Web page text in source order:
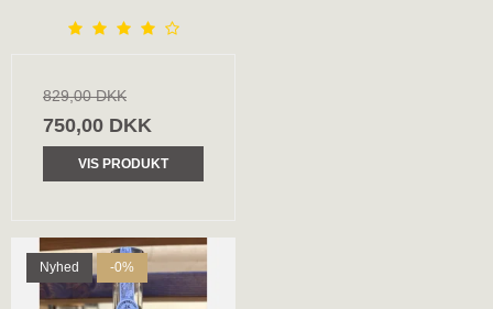
829,00 DKK
750,00 DKK
VIS PRODUKT
Nyhed -0%